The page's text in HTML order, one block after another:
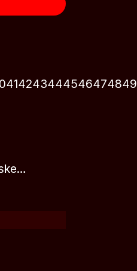
414243444546474849